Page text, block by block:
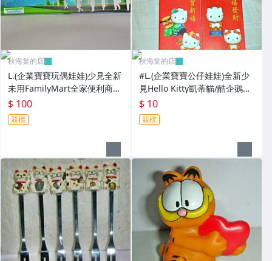
秋海棠的店
L.(企業寶寶玩偶娃娃)少見全新
未用FamilyMart全家便利商店
鐵質筆盒!--值得擁有!
$ 100
競標
秋海棠的店
#L.(企業寶寶公仔娃娃)全新少
見Hello Kitty凱蒂貓/酷企鵝造
型紅包袋5個一套誠泰銀行所
贈!
$ 10
競標